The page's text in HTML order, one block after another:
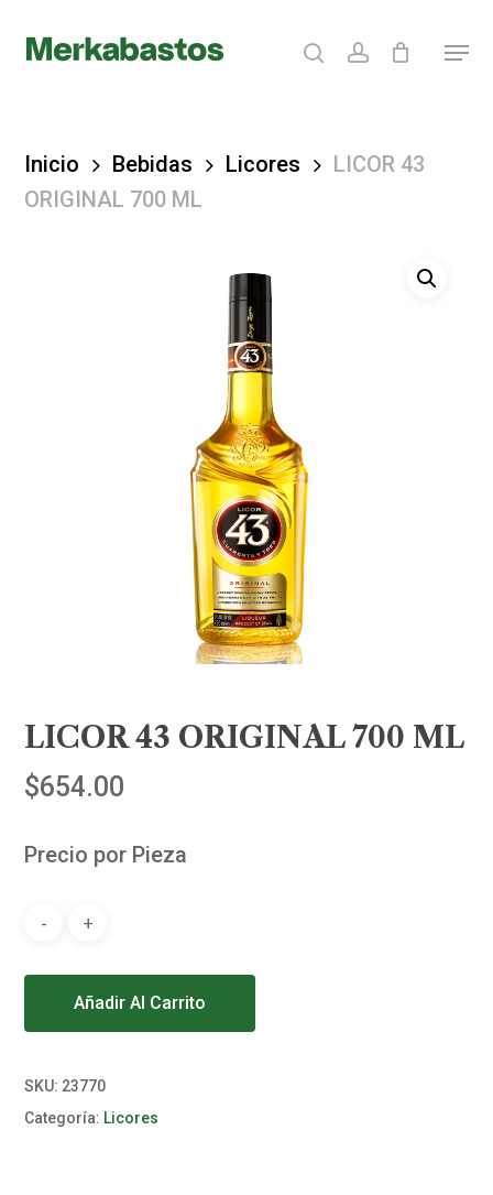
searchaccount Menu
Inicio Bebidas Licores
LICOR 43
ORIGINAL 700 ML
LICOR 43 ORIGINAL 700 ML
$654.00
Precio por Pieza
Añadir Al Carrito
SKU: 23770
Categoría: Licores
Close